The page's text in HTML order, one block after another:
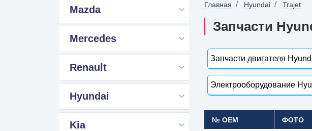
Mazda
Mercedes
Renault
Hyundai
Kia
Главная Hyundai Trajet
Запчасти
Запчасти двигателя
Электрооборудование
№ OEM ФОТО